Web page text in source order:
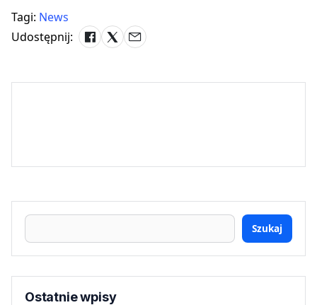
Tagi: News
Udostępnij:
Szukaj
Ostatnie wpisy